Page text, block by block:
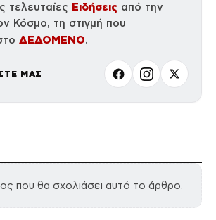
τελευταίες Ειδήσεις από την
Κόσμο, τη στιγμή που
ΔΕΔΟΜΕΝΟ.
ΜΑΣ
που θα σχολιάσει αυτό το άρθρο.